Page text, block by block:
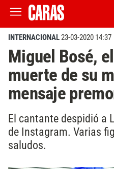
INTERNACIONAL23-03-2020 14:37
Miguel Bosé,
muerte de su
mensaje
El cantante despidió a
de Instagram. Varias
saludos.